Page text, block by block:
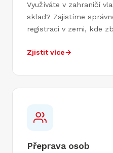
Využíváte v zahraničí
sklad? Zajistíme
registraci v zemi, kde
Zjistit více→
Přeprava osob